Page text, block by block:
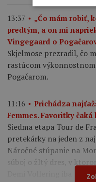
13:37
„Čo mám robiť,
predtým, a on mi
Vingegaard o
Skjelmose prezradil, čo
rastúcom
Pogačarom.
11:16
Prichádza
Femmes. Favoritky
Siedma etapa Tour de
pretekárky na jeden z
Náročné stúpanie na
súboj o žltý dres, v
Demi Vollering iba 12